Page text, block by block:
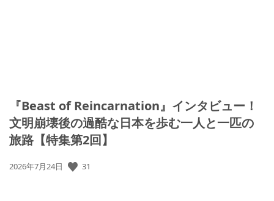
『Beast of Reincarnation』インタビュー！
文明崩壊後の過酷な日本を歩む一人と一匹の
旅路【特集第2回】
公
2026年7月24日 31